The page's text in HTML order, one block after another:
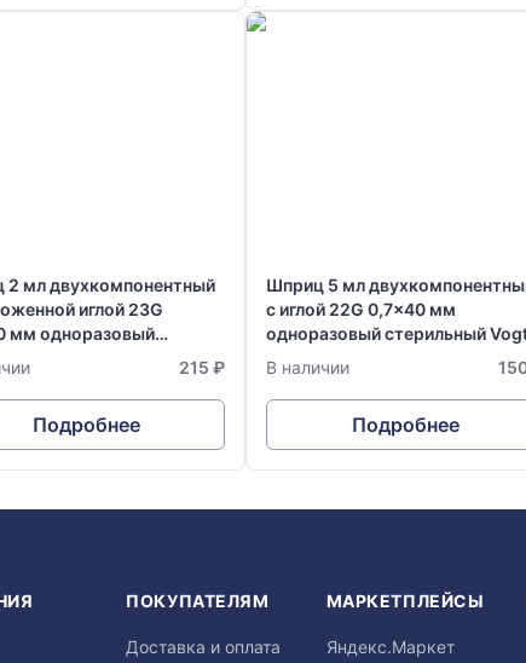
2 мл двухкомпонентный
иглой 23G
мм одноразовый
Vogt Medical
215 ₽
Подробнее
Шприц 5 мл
с иглой 22G 0,7x40 мм
одноразовый стерильный
Medical Германия
В наличии
Подробнее
ПОКУПАТЕЛЯМ
Доставка и оплата
МАРКЕТПЛЕЙСЫ
Яндекс.Маркет